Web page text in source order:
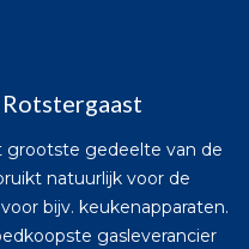
grootste gedeelte van de
natuurlijk voor de
bijv. keukenapparaten.
gasleverancier